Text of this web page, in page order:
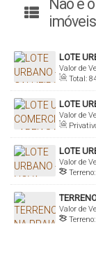
Não é
LOTE
Valor de
Calheiros,
Total:
LOTE
BAIXO
Valor de
Santa
Terreno:
Lado
LOTE
DE
Valor de
SantaTerreno:
Valor de
Ramos,
Terreno: